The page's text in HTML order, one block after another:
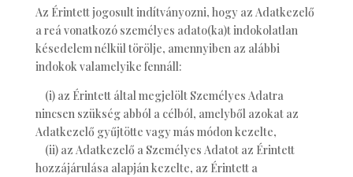
Az Érintett jogosult indítványozni, hogy az Adatkezelő
a reá vonatkozó személyes adato(ka)t indokolatlan
késedelem nélkül törölje, amennyiben az alábbi
indokok valamelyike fennáll:
(i) az Érintett által megjelölt Személyes Adatra
nincsen szükség abból a célból, amelyből azokat az
Adatkezelő gyűjtötte vagy más módon kezelte,
(ii) az Adatkezelő a Személyes Adatot az Érintett
hozzájárulása alapján kezelte, az Érintett a